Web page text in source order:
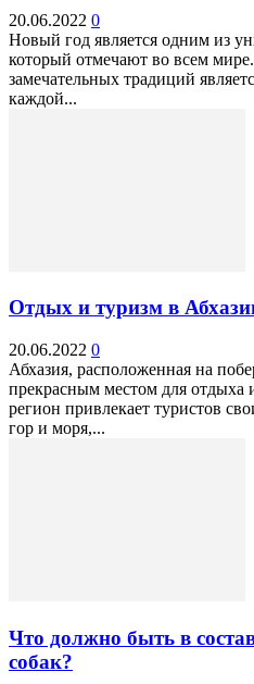
20.06.2022 0
Новый год является одним из
который отмечают во всем
замечательных традиций
каждой...
Отдых и туризм в
20.06.2022 0
Абхазия, расположенная на
прекрасным местом для отдыха
регион привлекает туристов
гор и моря,...
Что должно быть в
собак?